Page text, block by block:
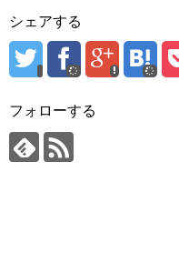
シェアする
フォローする